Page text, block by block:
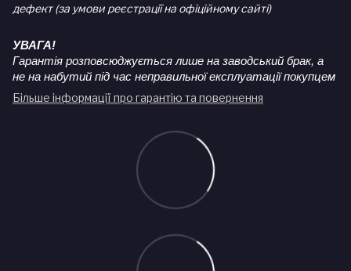
дефект (за умови реєстрації на офіційному сайті)
УВАГА!
Гарантія розповсюджується лише на заводський брак, а
не на набутий під час неправильної експлуатації покупцем
Більше інформації про гарантію та повернення